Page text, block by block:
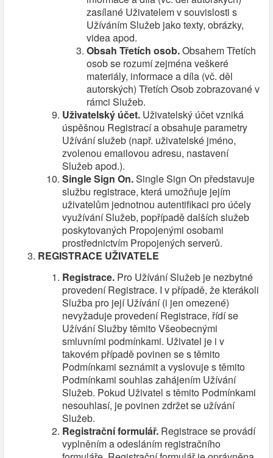
zasílané Uživatelem v souvislosti s
Užíváním Služeb jako texty, obrázky,
videa apod.
Obsah Třetích osob.Obsahem Třetích
osob se rozumí zejména veškeré
materiály, informace a díla (vč. děl
autorských) Třetích Osob zobrazované v
rámci Služeb.
Uživatelský účet. Uživatelský účet vzniká
úspěšnou Registrací a obsahuje parametry
Užívání služeb (např. uživatelské jméno,
zvolenou emailovou adresu, nastavení
Služeb apod.).
Single Sign On.Single Sign On představuje
službu registrace, která umožňuje jejím
uživatelům jednotnou autentifikaci pro účely
využívání Služeb, popřípadě dalších služeb
poskytovaných Propojenými osobami
prostřednictvím Propojených serverů.
REGISTRACE UŽIVATELE
Registrace. Pro Užívání Služeb je nezbytné
provedení Registrace. I v případě, že kterákoli
Služba pro její Užívání (i jen omezené)
nevyžaduje provedení Registrace, řídí se
Užívání Služby těmito Všeobecnými
smluvními podmínkami. Uživatel je i v
takovém případě povinen se s těmito
Podmínkami seznámit a vyslovuje s těmito
Podmínkami souhlas zahájením Užívání
Služeb. Pokud Uživatel s těmito Podmínkami
nesouhlasí, je povinen zdržet se užívání
Služeb.
Registrační formulář. Registrace se provádí
vyplněním a odesláním registračního